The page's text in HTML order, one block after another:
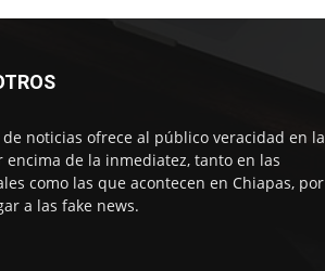
noticias ofrece al público veracidad en la
de la inmediatez, tanto en las
como las que acontecen en Chiapas, por
a las fake news.